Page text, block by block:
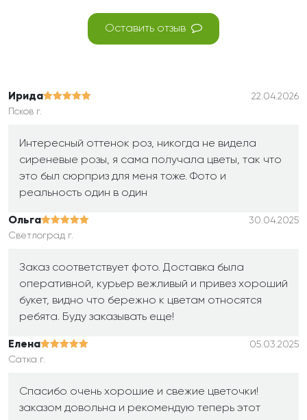
Оставить отзыв
Ирида
22.04.2026
Псков г.
Интересный оттенок роз, никогда не видела
сиреневые розы, я сама получала цветы, так что
это был сюрприз для меня тоже. Фото и
реальность один в один
Ольга
30.04.2025
Светлоград г.
Заказ соответствует фото. Доставка была
оперативной, курьер вежливый и привез хороший
букет, видно что бережно к цветам относятся
ребята. Буду заказывать еще!
Елена
05.03.2025
Сатка г.
Спасибо очень хорошие и свежие цветочки!
заказом довольна и рекомендую теперь этот